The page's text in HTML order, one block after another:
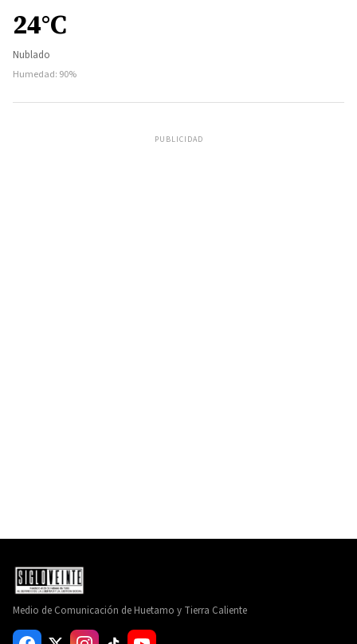
24°C
Nublado
Humedad: 90%
PUBLICIDAD
Medio de Comunicación de Huetamo y Tierra Caliente